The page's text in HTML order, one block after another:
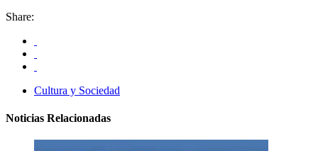
Share:
Cultura y Sociedad
Noticias Relacionadas